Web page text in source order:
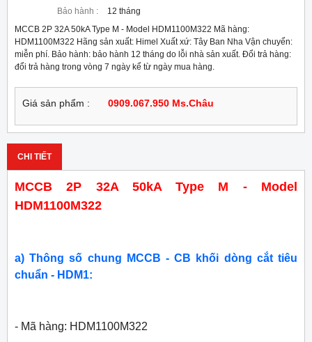
Bảo hành :
12 tháng
MCCB 2P 32A 50kA Type M - Model HDM1100M322 Mã hàng:
HDM1100M322 Hãng sản xuất: Himel Xuất xứ: Tây Ban Nha Vận chuyển:
miễn phí. Bảo hành: bảo hành 12 tháng do lỗi nhà sản xuất. Đổi trả hàng:
đổi trả hàng trong vòng 7 ngày kể từ ngày mua hàng.
Giá sản phẩm : 0909.067.950 Ms.Châu
CHI TIẾT
MCCB 2P 32A 50kA Type M - Model
HDM1100M322
a) Thông số chung MCCB - CB khối dòng cắt tiêu
chuẩn - HDM1:
- Mã hàng: HDM1100M322